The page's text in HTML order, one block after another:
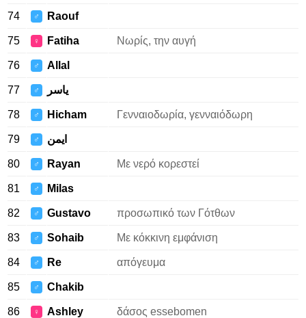
74 ♂ Raouf
75 ♀ Fatiha Νωρίς, την αυγή
76 ♂ Allal
77 ♂ ياسر
78 ♂ Hicham Γενναιοδωρία, γενναιόδωρη
79 ♂ ايمن
80 ♂ Rayan Με νερό κορεστεί
81 ♂ Milas
82 ♂ Gustavo προσωπικό των Γότθων
83 ♂ Sohaib Με κόκκινη εμφάνιση
84 ♂ Re απόγευμα
85 ♂ Chakib
86 ♀ Ashley δάσος essebomen